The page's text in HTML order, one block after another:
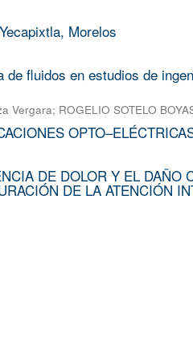
Morelos
fluidos en estudios de
Vergara; ROGELIO SOTELO
DE DOLOR Y EL DAÑO
DE LA ATENCIÓN